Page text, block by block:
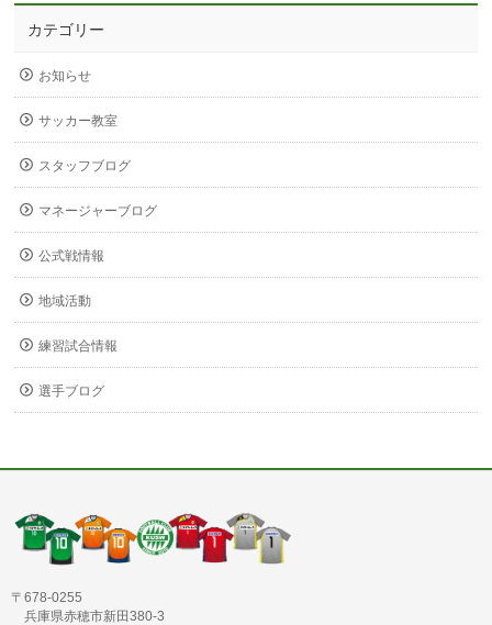
カテゴリー
お知らせ
サッカー教室
スタッフブログ
マネージャーブログ
公式戦情報
地域活動
練習試合情報
選手ブログ
〒678-0255
兵庫県赤穂市新田380-3